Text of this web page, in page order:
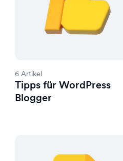
6 Artikel
Tipps für WordPress
Blogger